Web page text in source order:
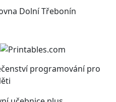
Dolní Třebonín